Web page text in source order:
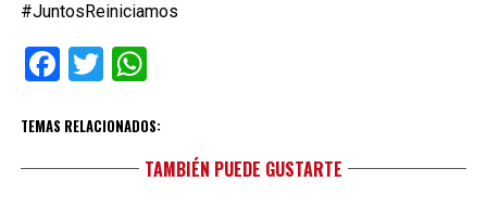
#JuntosReiniciamos
Facebook
TwitterWhatsApp
TEMAS RELACIONADOS:
TAMBIÉN PUEDE GUSTARTE